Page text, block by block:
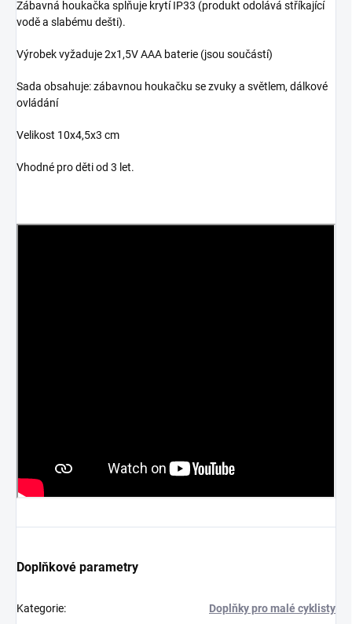
Zábavná houkačka splňuje krytí IP33 (produkt odolává stříkající
vodě a slabému dešti).
Výrobek vyžaduje 2x1,5V AAA baterie (jsou součástí)
Sada obsahuje: zábavnou houkačku se zvuky a světlem, dálkové
ovládání
Velikost 10x4,5x3 cm
Vhodné pro děti od 3 let.
Doplňkové parametry
Kategorie: Doplňky pro malé cyklisty